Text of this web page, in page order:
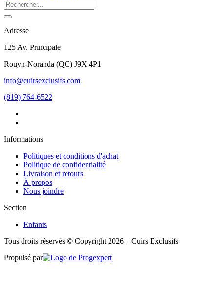
Adresse
125 Av. Principale
Rouyn-Noranda (QC) J9X 4P1
info@cuirsexclusifs.com
(819) 764-6522
Informations
Politiques et conditions d'achat
Politique de confidentialité
Livraison et retours
À propos
Nous joindre
Section
Enfants
Tous droits réservés © Copyright 2026 – Cuirs Exclusifs
Propulsé par